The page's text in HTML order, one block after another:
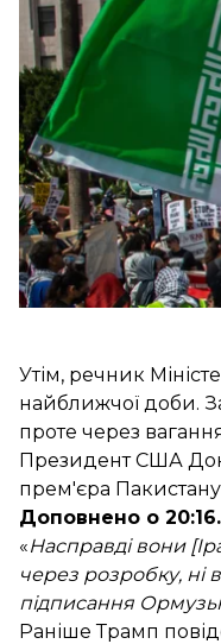
«Ми ближчі до
Утім, речник
найближчої доби.
проте через
Президент США
прем'єра Пакистану
Доповнено о
«Насправді вони
через розробку, ні
підписання
Раніше Трамп